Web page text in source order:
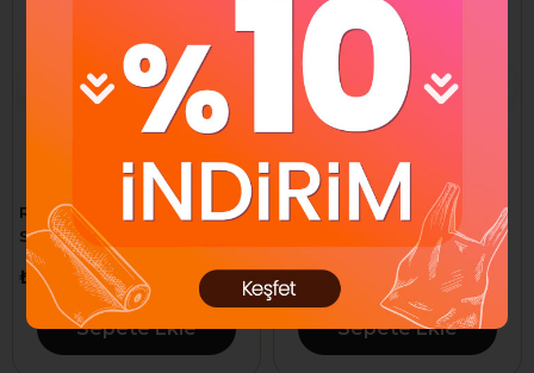
Rıco 003-KK1971 Torx 6lı
Saatci Tornavida
₺407,80
Sepete Ekle
Rıco Rk-0001 3X75mm Düz
₺91,80
Sepete Ekle